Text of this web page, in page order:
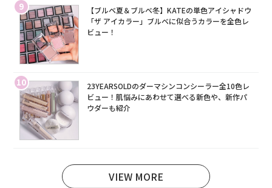
9
【ブルベ夏＆ブルベ冬】KATEの単色アイシャドウ
「ザ アイカラー」ブルベに似合うカラーを全色レ
ビュー！
10
23YEARSOLDのダーマシンコンシーラー全10色レ
ビュー！肌悩みにあわせて選べる新色や、新作パ
ウダーも紹介
VIEW MORE